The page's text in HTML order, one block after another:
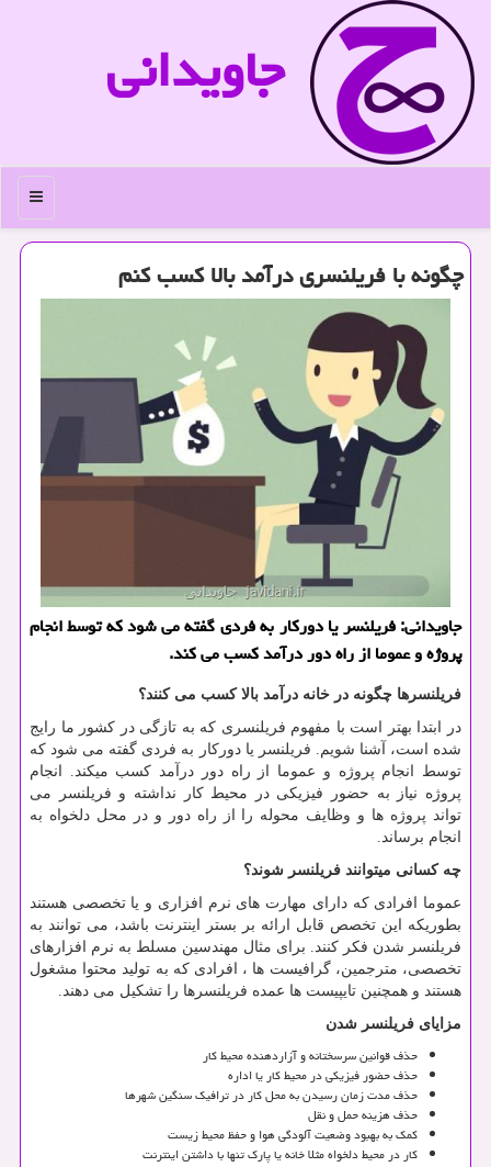
جاویدانی
منو
چگونه با فریلنسری درآمد بالا كسب كنم
جاویدانی: فریلنسر یا دوركار به فردی گفته می شود كه توسط انجام
پروژه و عموما از راه دور درآمد كسب می كند.
فریلنسرها چگونه در خانه درآمد بالا کسب می کنند؟
در ابتدا بهتر است با مفهوم فریلنسری که به تازگی در کشور ما رایج
شده است، آشنا شویم. فریلنسر یا دورکار به فردی گفته می شود که
توسط انجام پروژه و عموما از راه دور درآمد کسب میکند. انجام
پروژه نیاز به حضور فیزیکی در محیط کار نداشته و فریلنسر می
تواند پروژه ها و وظایف محوله را از راه دور و در محل دلخواه به
انجام برساند
چه کسانی میتوانند فریلنسر شوند؟
عموما افرادی که دارای مهارت های نرم افزاری و یا تخصصی هستند
بطوریکه این تخصص قابل ارائه بر بستر اینترنت باشد، می توانند به
فریلنسر شدن فکر کنند. برای مثال مهندسین مسلط به نرم افزارهای
تخصصی، مترجمین، گرافیست ها ، افرادی که به تولید محتوا مشغول
هستند و همچنین تایپیست ها عمده فریلنسرها را تشکیل می دهند.
مزایای فریلنسر شدن
حذف قوانین سرسختانه و آزاردهنده محیط کار
حذف حضور فیزیکی در محیط کار یا اداره
حذف مدت زمان رسیدن به محل کار در ترافیک سنگین شهرها
حذف هزینه حمل و نقل
کمک به بهبود وضعیت آلودگی هوا و حفظ محیط زیست
کار در محیط دلخواه مثلا خانه یا پارک تنها با داشتن اینترنت